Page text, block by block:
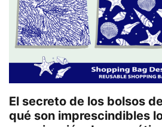
El secreto de los bolsos
qué son imprescindibles